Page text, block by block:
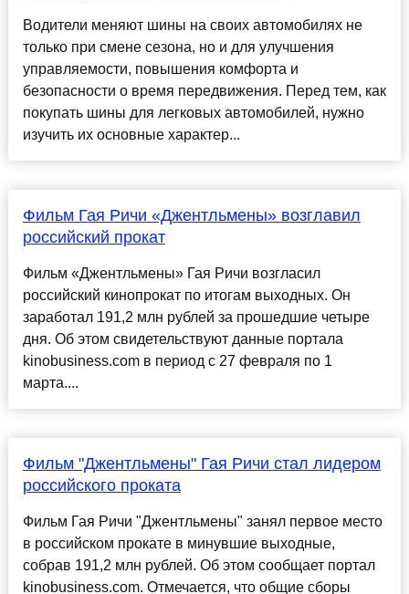
Водители меняют шины на своих автомобилях не
только при смене сезона, но и для улучшения
управляемости, повышения комфорта и
безопасности о время передвижения. Перед тем, как
покупать шины для легковых автомобилей, нужно
изучить их основные характер...
Фильм Гая Ричи «Джентльмены» возглавил
российский прокат
Фильм «Джентльмены» Гая Ричи возгласил
российский кинопрокат по итогам выходных. Он
заработал 191,2 млн рублей за прошедшие четыре
дня. Об этом свидетельствуют данные портала
kinobusiness.com в период с 27 февраля по 1
марта....
Фильм "Джентльмены" Гая Ричи стал лидером
российского проката
Фильм Гая Ричи "Джентльмены" занял первое место
в российском прокате в минувшие выходные,
собрав 191,2 млн рублей. Об этом сообщает портал
kinobusiness.com. Отмечается, что общие сборы